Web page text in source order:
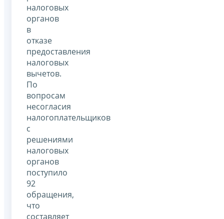
налоговых
органов
в
отказе
предоставления
налоговых
вычетов.
По
вопросам
несогласия
налогоплательщиков
с
решениями
налоговых
органов
поступило
92
обращения,
что
составляет